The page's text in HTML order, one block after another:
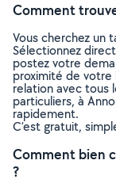
Comment
Vous cherchez un
Sélectionnez
postez votre
proximité de votre
relation avec tous
particuliers, à
rapidement.
C’est gratuit,
Comment bien
?